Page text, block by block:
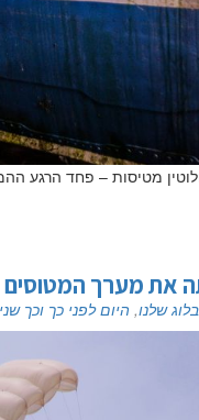
מטיסות – פחד הרגע
את מערך המטוסים
שלנו, היום לפני כך וכך